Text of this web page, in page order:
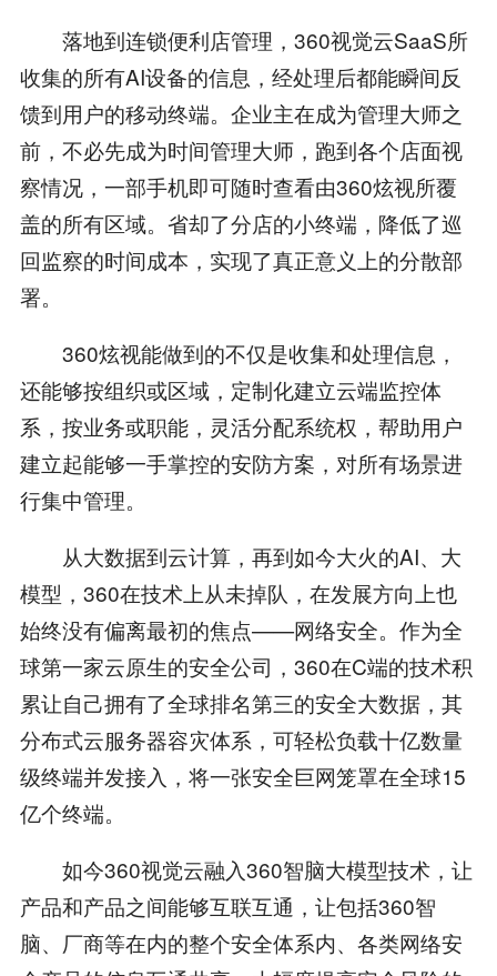
落地到连锁便利店管理，360视觉云SaaS所
收集的所有AI设备的信息，经处理后都能瞬间反
馈到用户的移动终端。企业主在成为管理大师之
前，不必先成为时间管理大师，跑到各个店面视
察情况，一部手机即可随时查看由360炫视所覆
盖的所有区域。省却了分店的小终端，降低了巡
回监察的时间成本，实现了真正意义上的分散部
署。
360炫视能做到的不仅是收集和处理信息，
还能够按组织或区域，定制化建立云端监控体
系，按业务或职能，灵活分配系统权，帮助用户
建立起能够一手掌控的安防方案，对所有场景进
行集中管理。
从大数据到云计算，再到如今大火的AI、大
模型，360在技术上从未掉队，在发展方向上也
始终没有偏离最初的焦点——网络安全。作为全
球第一家云原生的安全公司，360在C端的技术积
累让自己拥有了全球排名第三的安全大数据，其
分布式云服务器容灾体系，可轻松负载十亿数量
级终端并发接入，将一张安全巨网笼罩在全球15
亿个终端。
如今360视觉云融入360智脑大模型技术，让
产品和产品之间能够互联互通，让包括360智
脑、厂商等在内的整个安全体系内、各类网络安